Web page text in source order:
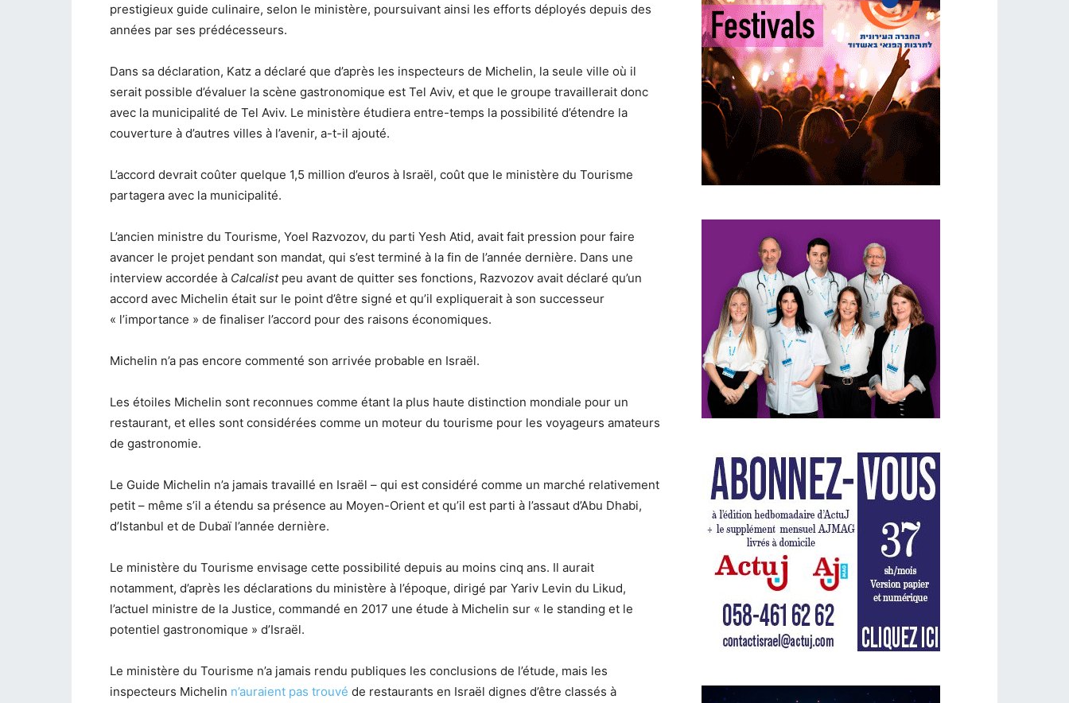
prestigieux guide culinaire, selon le ministère, poursuivant ainsi les efforts déployés depuis des
années par ses prédécesseurs.
Dans sa déclaration, Katz a déclaré que d’après les inspecteurs de Michelin, la seule ville où il
serait possible d’évaluer la scène gastronomique est Tel Aviv, et que le groupe travaillerait donc
avec la municipalité de Tel Aviv. Le ministère étudiera entre-temps la possibilité d’étendre la
couverture à d’autres villes à l’avenir, a-t-il ajouté.
L’accord devrait coûter quelque 1,5 million d’euros à Israël, coût que le ministère du Tourisme
partagera avec la municipalité.
L’ancien ministre du Tourisme, Yoel Razvozov, du parti Yesh Atid, avait fait pression pour faire
avancer le projet pendant son mandat, qui s’est terminé à la fin de l’année dernière. Dans une
interview accordée à Calcalistpeu avant de quitter ses fonctions, Razvozov avait déclaré qu’un
accord avec Michelin était sur le point d’être signé et qu’il expliquerait à son successeur
« l’importance » de finaliser l’accord pour des raisons économiques.
Michelin n’a pas encore commenté son arrivée probable en Israël.
Les étoiles Michelin sont reconnues comme étant la plus haute distinction mondiale pour un
restaurant, et elles sont considérées comme un moteur du tourisme pour les voyageurs amateurs
de gastronomie.
Le Guide Michelin n’a jamais travaillé en Israël – qui est considéré comme un marché relativement
petit – même s’il a étendu sa présence au Moyen-Orient et qu’il est parti à l’assaut d’Abu Dhabi,
d’Istanbul et de Dubaï l’année dernière.
Le ministère du Tourisme envisage cette possibilité depuis au moins cinq ans. Il aurait
notamment, d’après les déclarations du ministère à l’époque, dirigé par Yariv Levin du Likud,
l’actuel ministre de la Justice, commandé en 2017 une étude à Michelin sur « le standing et le
potentiel gastronomique » d’Israël.
Le ministère du Tourisme n’a jamais rendu publiques les conclusions de l’étude, mais les
inspecteurs Michelin n’auraient pas trouvé de restaurants en Israël dignes d’être classés à